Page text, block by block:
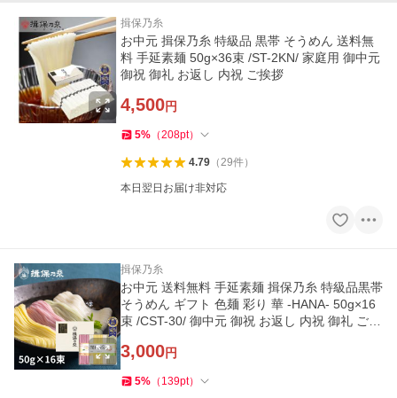
揖保乃糸
お中元 揖保乃糸 特級品 黒帯 そうめん 送料無
料 手延素麺 50g×36束 /ST-2KN/ 家庭用 御中元
御祝 御礼 お返し 内祝 ご挨拶
4,500円
5% （208pt）
4.79（29件）
本日翌日お届け非対応
揖保乃糸
お中元 送料無料 手延素麺 揖保乃糸 特級品黒帯
そうめん ギフト 色麺 彩り 華 -HANA- 50g×16
束 /CST-30/ 御中元 御祝 お返し 内祝 御礼 ご挨
3,000円
5% （ 139pt）